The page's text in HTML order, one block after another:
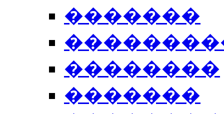
�������
��������
�������